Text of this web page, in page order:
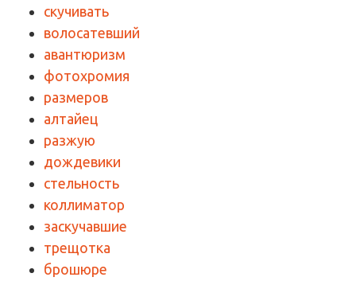
скучивать
волосатевший
авантюризм
фотохромия
размеров
алтайец
разжую
дождевики
стельность
коллиматор
заскучавшие
трещотка
брошюре